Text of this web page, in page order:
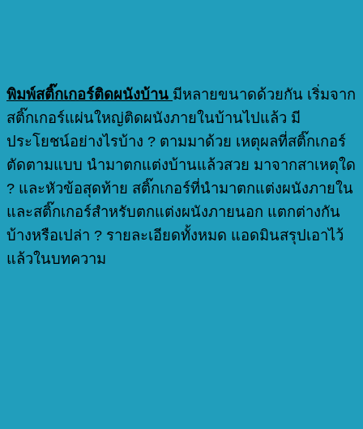
พิมพ์สติ๊กเกอร์ติดผนังบ้าน มีหลายขนาดด้วยกัน เริ่มจาก
สติ๊กเกอร์แผ่นใหญ่ติดผนังภายในบ้านไปแล้ว มี
ประโยชน์อย่างไรบ้าง ? ตามมาด้วย เหตุผลที่สติ๊กเกอร์
ตัดตามแบบ นำมาตกแต่งบ้านแล้วสวย มาจากสาเหตุใด
? และหัวข้อสุดท้าย สติ๊กเกอร์ที่นำมาตกแต่งผนังภายใน
และสติ๊กเกอร์สำหรับตกแต่งผนังภายนอก แตกต่างกัน
บ้างหรือเปล่า ? รายละเอียดทั้งหมด แอดมินสรุปเอาไว้
แล้วในบทความ